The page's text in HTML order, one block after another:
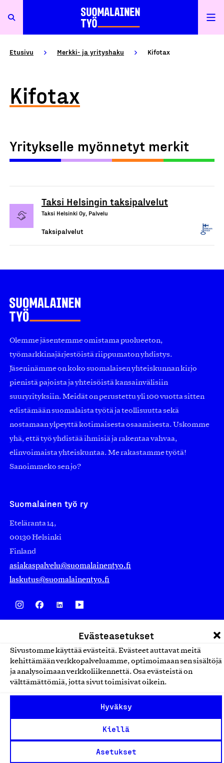
Evästeasetukset
Sivustomme käyttää evästeitä. Evästeet auttavat meitä
kehittämään verkkopalveluamme, optimoimaan sen sisältöjä
ja analysoimaan verkkoliikennettä. Osa evästeistä on
välttämättömiä, jotta sivut toimisivat oikein.
Hyväksy
Kiellä
Asetukset
Etusivu Merkki- ja yrityshaku Kifotax
Kifotax
Yritykselle myönnetyt merkit
Taksi Helsingin taksipalvelut
Taksi Helsinki Oy, Palvelu
Taksipalvelut
Olemme jäsentemme omistama puolueeton,
työmarkkinajärjestöistä riippumaton yhdistys.
Jäseninämme on koko suomalaisen yhteiskunnan kirjo
pienistä pajoista ja yhteisöistä kansainvälisiin
suuryrityksiin. Meidät on perustettu yli 100 vuotta sitten
edistämään suomalaista työtä ja teollisuutta sekä
nostamaan ylpeyttä kotimaisesta osaamisesta. Uskomme
yhä, että työ yhdistää ihmisiä ja rakentaa vahvaa,
elinvoimaista yhteiskuntaa. Me rakastamme työtä!
Sanoimmeko sen jo?
Suomalainen työ ry
Eteläranta 14,
00130 Helsinki
Finland
asiakaspalvelu@suomalainentyo.fi
laskutus@suomalainentyo.fi
Design From Finland
Yhteiskunnallinen Yritys -merkki